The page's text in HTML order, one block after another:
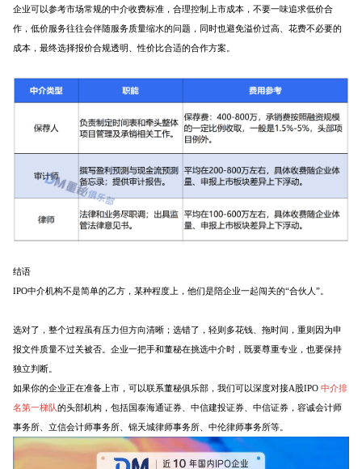
企业可以参考市场常规的中介收费标准，合理控制上市成本，不要一味追求低价合
作，低价服务往往会伴随服务质量缩水的问题，同时也避免溢价过高、花费不必要的
成本，最终选择报价合规透明、性价比合适的合作方案。
结语
IPO中介机构不是简单的乙方，某种程度上，他们是陪企业一起闯关的“合伙人”。
选对了，整个过程虽有压力但方向清晰；选错了，轻则多花钱、拖时间，重则因为申
报文件质量不过关被否。企业一把手和董秘在挑选中介时，既要尊重专业，也要保持
独立判断。
如果你的企业正在准备上市，可以联系董秘俱乐部，我们可以深度对接A股IPO 中介排
名第一梯队的头部机构，包括国泰海通证券、中信建投证券、中信证券，容诚会计师
事务所、立信会计师事务所、锦天城律师事务所、中伦律师事务所等。